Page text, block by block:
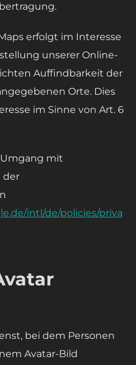
erfolgt im Interesse
unserer Online-
Auffindbarkeit der
Orte. Dies
im Sinne von Art. 6
mit
der
intl/de/policies/priva
bei dem Personen
Avatar-Bild